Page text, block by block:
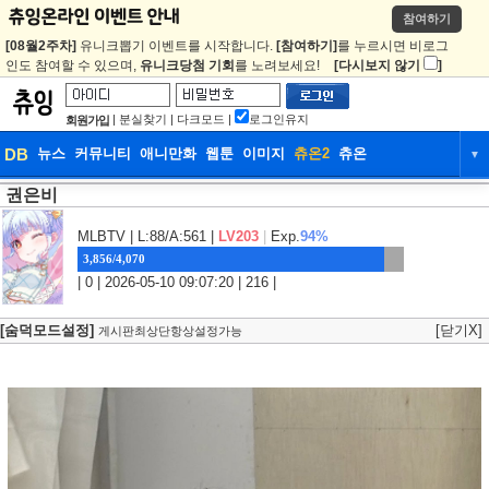
참여하기
[08월2주차] 유니크뽑기 이벤트를 시작합니다. [참여하기] 를 누르시면 비로그
인도 참여할 수 있으며, 유니크당첨 기회 를 노려보세요! [다시보지 않기 ]
회원가입 | 분실찾기 | 다크모드 | 로그인유지
DB 뉴스 커뮤니티 애니만화 웹툰 이미지 츄온2 츄온 ▼
웹툰 이미지 츄온2
권은비
MLBTV | L:88/A:561 | LV203 Exp.94%
3,856/4,070
| 0 | 2026-05-10 09:07:20 | 216 |
[숨덕모드설정] 게시판최상단항상설정가능 [닫기X]